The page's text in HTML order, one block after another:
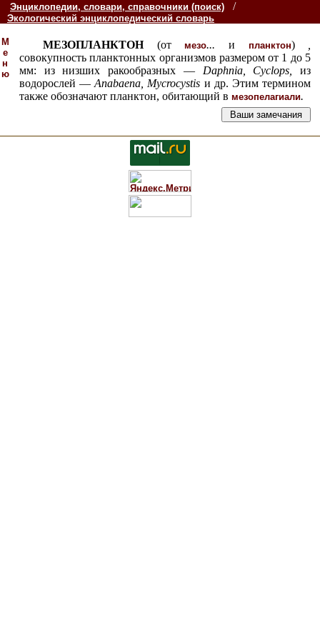
Энциклопедии, словари, справочники (поиск) /
Экологический энциклопедический словарь
М
е
н
ю
МЕЗОПЛАНКТОН (отмезо... и планктон)
совокупность планктонных организмов размером от 1 до 5
мм: из низших ракообразных — Daphnia, Cyclops ,из
водорослей —Anabaena Mycrocystis и др. Этим термином
также обозначают планктон, обитающий в мезопелагиали.